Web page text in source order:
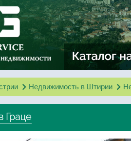
Недвижимость в Штирии
Граце